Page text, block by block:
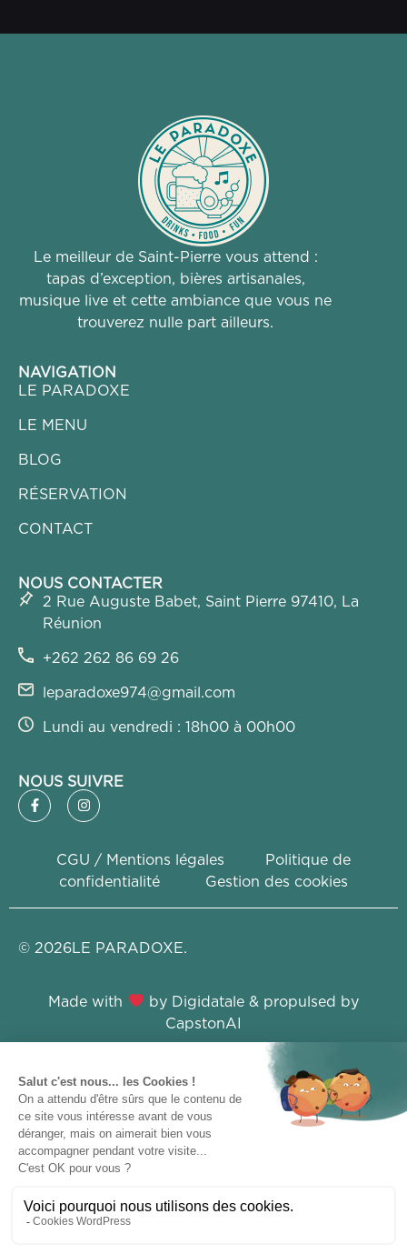
Le meilleur de Saint-Pierre vous attend :
tapas d’exception, bières artisanales,
musique live et cette ambiance que vous ne
trouverez nulle part ailleurs.
NAVIGATION
LE PARADOXE
LE MENU
BLOG
RÉSERVATION
CONTACT
NOUS CONTACTER
2 Rue Auguste Babet, Saint Pierre 97410, La
Réunion
+262 262 86 69 26
leparadoxe974@gmail.com
Lundi au vendredi : 18h00 à 00h00
NOUS SUIVRE
CGU / Mentions légales
Politique de
confidentialité
Gestion des cookies
© 2026LE PARADOXE.
Made with by Digidatale& propulsed by
CapstonAI
Ce site a été financé par l’Union Européenne dans le
cadre du programme FEDER-FSE+ Réunion dont
l’Autorité de gestion est la Région Réunion. L’Europe
s’engage à La Réunion avec le fonds FEDER